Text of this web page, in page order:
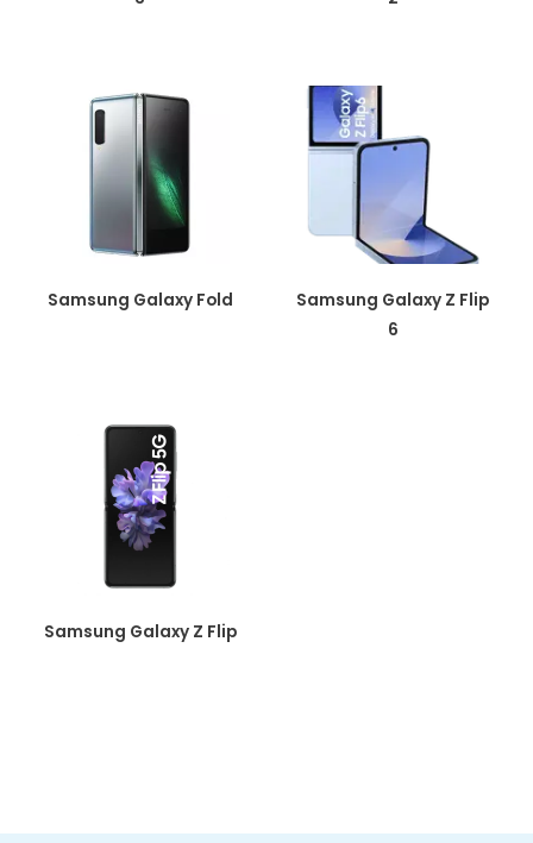
Samsung Galaxy Fold
Samsung Galaxy Z Flip
6
Samsung Galaxy Z Flip